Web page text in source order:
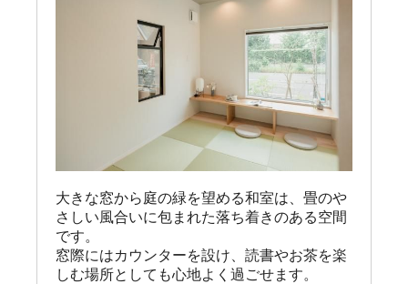
大きな窓から庭の緑を望める和室は、畳のや
さしい風合いに包まれた落ち着きのある空間
です。
窓際にはカウンターを設け、読書やお茶を楽
しむ場所としても心地よく過ごせます。